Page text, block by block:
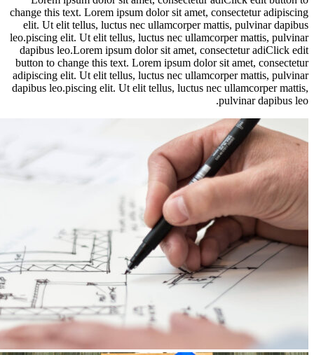
change this text. Lorem ipsum dolor sit amet, consectetur
elit. Ut elit tellus, luctus nec ullamcorper mattis, pulvinar
leo.piscing elit. Ut elit tellus, luctus nec ullamcorper mattis,
dapibus leo.Lorem ipsum dolor sit amet, consectetur
button to change this text. Lorem ipsum dolor sit amet,
adipiscing elit. Ut elit tellus, luctus nec ullamcorper mattis,
dapibus leo.piscing elit. Ut elit tellus, luctus nec ullamcorper
pulvinar